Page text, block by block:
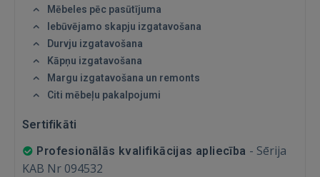
IENĀKT
Aizmirsāt paroli?
FACEBOOK
Mēbeles pēc pasūtījuma
Iebūvējamo skapju izgatavošana
Durvju izgatavošana
Kāpņu izgatavošana
Margu izgatavošana un remonts
Citi mēbeļu pakalpojumi
Sertifikāti
Profesionālās kvalifikācijas apliecība - Sērija
KAB Nr 094532